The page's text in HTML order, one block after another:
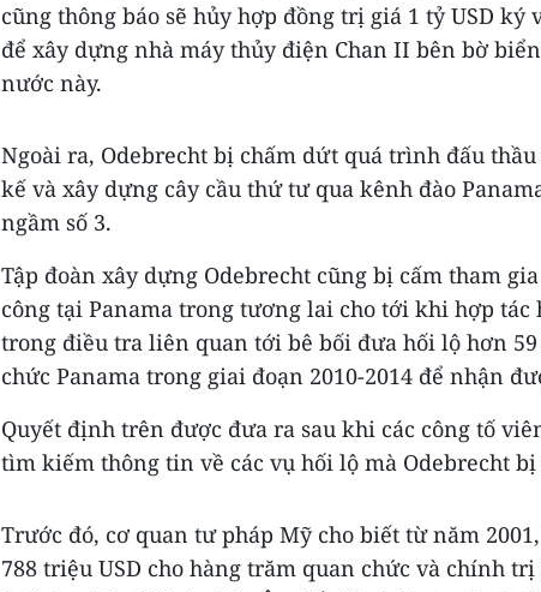
cũng thông báo sẽ hủy hợp đồng trị giá 1 tỷ USD ký
để xây dựng nhà máy thủy điện Chan II bên bờ
nước này.
Ngoài ra, Odebrecht bị chấm dứt quá trình đấu
kế và xây dựng cây cầu thứ tư qua kênh đào
ngầm số 3.
Tập đoàn xây dựng Odebrecht cũng bị cấm tham
công tại Panama trong tương lai cho tới khi hợp tác
trong điều tra liên quan tới bê bối đưa hối lộ hơn 59
chức Panama trong giai đoạn 2010-2014 để nhận
Quyết định trên được đưa ra sau khi các công tố
tìm kiếm thông tin về các vụ hối lộ mà Odebrecht
Trước đó, cơ quan tư pháp Mỹ cho biết từ năm
788 triệu USD cho hàng trăm quan chức và chính